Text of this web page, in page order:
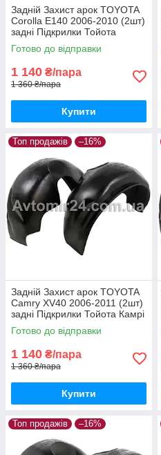
Задній Захист арок TOYOTA
Corolla E140 2006-2010 (2шт)
задні Підкрилки Тойота
Королла е140 з 2006 по 2010
пара задніх
Готово до відправки
1 140 ₴/пара
1 360 ₴/пара
Купити
Топ продажів –16%
Задній Захист арок TOYOTA
Camry XV40 2006-2011 (2шт)
задні Підкрилки Тойота Камрі
40 пара задніх
Готово до відправки
1 140 ₴/пара
1 360 ₴/пара
Купити
Топ продажів –16%